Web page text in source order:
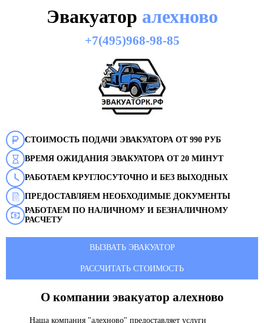
Эвакуатор алехново
+7(495)968-98-85
СТОИМОСТЬ ПОДАЧИ ЭВАКУАТОРА ОТ 990 РУБ
ВРЕМЯ ОЖИДАНИЯ ЭВАКУАТОРА ОТ 20 МИНУТ
РАБОТАЕМ КРУГЛОСУТОЧНО И БЕЗ ВЫХОДНЫХ
ПРЕДОСТАВЛЯЕМ НЕОБХОДИМЫЕ ДОКУМЕНТЫ
РАБОТАЕМ ПО НАЛИЧНОМУ И БЕЗНАЛИЧНОМУ
РАСЧЕТУ
ВЫЗВАТЬ ЭВАКУАТОР
РАССЧИТАТЬ СТОИМОСТЬ
О компании эвакуатор алехново
Наша компания "алехново" предоставляет услуги